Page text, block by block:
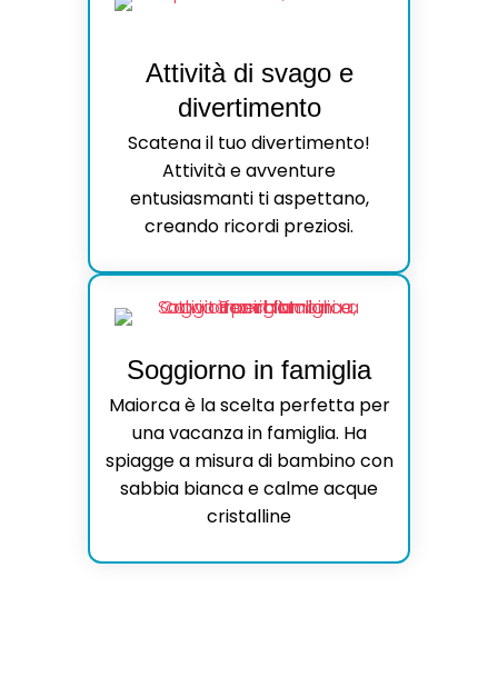
Attività di svago e
divertimento
Scatena il tuo divertimento!
Attività e avventure
entusiasmanti ti aspettano,
creando ricordi preziosi.
Soggiorno in famiglia
Maiorca è la scelta perfetta per
una vacanza in famiglia. Ha
spiagge a misura di bambino con
sabbia bianca e calme acque
cristalline